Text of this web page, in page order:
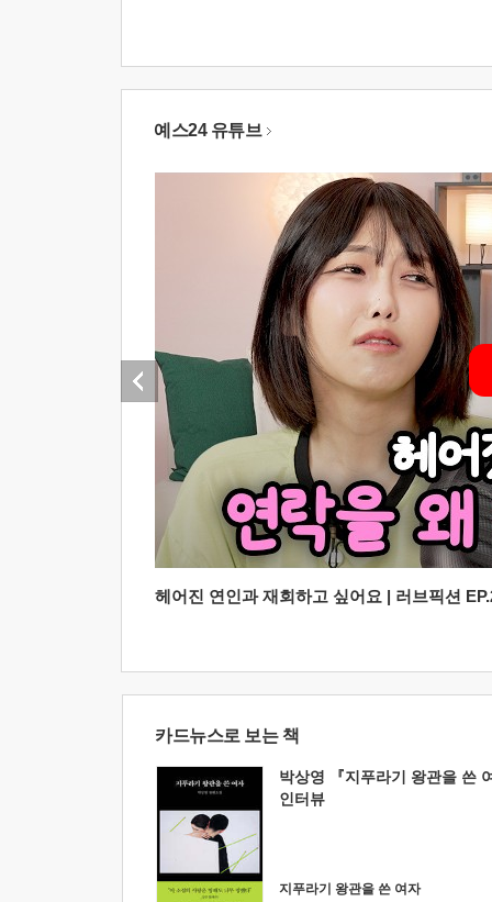
예스24 유튜브
헤어진 연인과 재회하고 싶어요 | 러브픽션
카드뉴스로 보는 책
박상영 『지푸라기 왕관을 쓴
인터뷰
지푸라기 왕관을 쓴 여자